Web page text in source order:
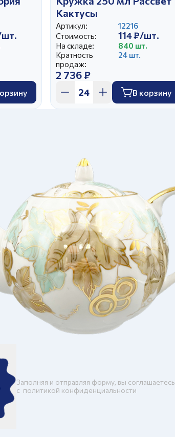
шт.
Кактусы
Артикул:
12216
Стоимость:
114 ₽/шт.
На складе:
840 шт.
Кратность
продаж:
24 шт.
2 736 ₽
В корзину
Заполняя и отправляя форму, вы соглашаетесь
c политикой конфиденциальности